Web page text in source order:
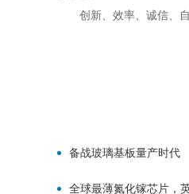
创新、效率、诚信、自
备战玻璃基板量产时代
全球最薄氮化镓芯片，